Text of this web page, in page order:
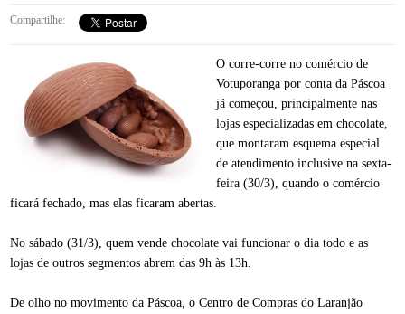
Compartilhe:
O corre-corre no comércio de
Votuporanga por conta da Páscoa
já começou, principalmente nas
lojas especializadas em chocolate,
que montaram esquema especial
de atendimento inclusive na sexta-
feira (30/3), quando o comércio
ficará fechado, mas elas ficaram abertas.
No sábado (31/3), quem vende chocolate vai funcionar o dia todo e as
lojas de outros segmentos abrem das 9h às 13h.
De olho no movimento da Páscoa, o Centro de Compras do Laranjão